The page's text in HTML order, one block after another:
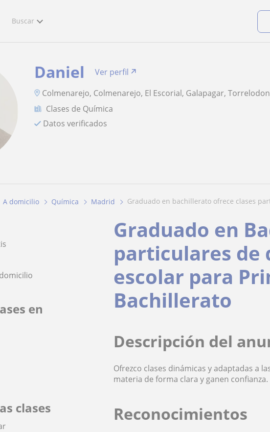
Buscar
Daniel
Ver perfil
Colmenarejo, Colmenarejo, El Escorial, Galapagar,
Clases de Química
Datos verificados
A domicilio Química Madrid graduado en bachillerato ofrece clases
en
clases
Graduado en
particulares de
escolar para
Bachillerato
Descripción del
Ofrezco clases dinámicas y adaptadas a
materia de forma clara y ganen
Reconocimientos